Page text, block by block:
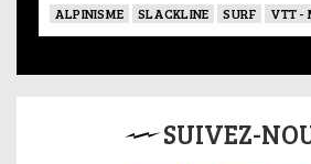
ALPINISME SLACKLINE SURF VTT -
SUIVEZ-